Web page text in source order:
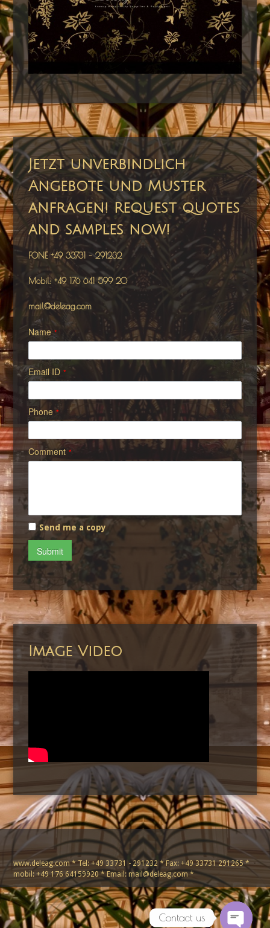
Jetzt unverbindlich
Angebote und Muster
anfragen! Request quotes
and samples now!
FONE +49 33731 – 291232
Mobil: +49 176 641 599 20
mail@deleag.com
Name *
Email ID *
Phone *
Comment *
Send me a copy
Submit
Image Video
www.deleag.com * Tel: +49 33731 - 291232 * Fax: +49 33731 291265 *
mobil: +49 176 64159920 * Email: mail@deleag.com *
Contact us